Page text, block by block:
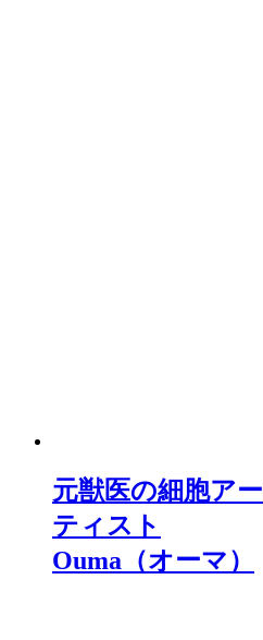
元獣医の細胞アー
ティスト
Ouma（オーマ）